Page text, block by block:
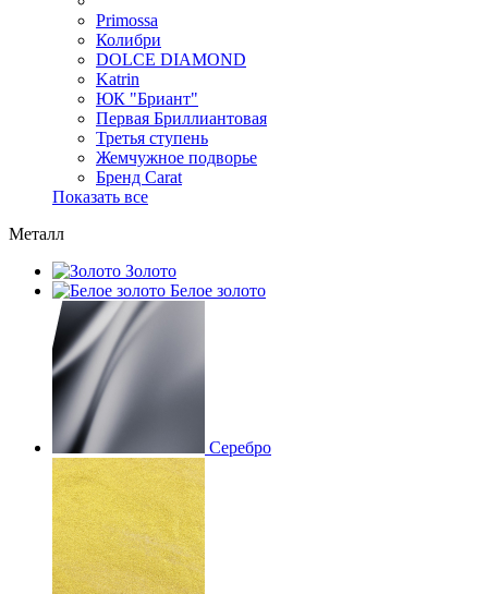
Primossa
Колибри
DOLCE DIAMOND
Katrin
ЮК "Бриант"
Первая Бриллиантовая
Третья ступень
Жемчужное подворье
Бренд Carat
Показать все
Металл
Золото
Белое золото
Серебро